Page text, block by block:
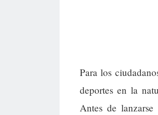
Para los
deportes en la
Antes de